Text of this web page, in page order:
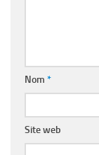
Nom *
Site web